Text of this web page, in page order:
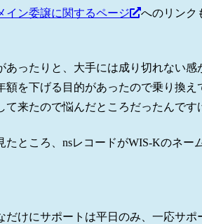
イン委譲に関するページ
へのリンク
ったりと、大手には成り切れない感
を下げる目的があったので乗り換え
来たので悩んだところだったんです
ところ、nsレコードがWIS-Kのネー
けにサポートは平日のみ、一応サポ